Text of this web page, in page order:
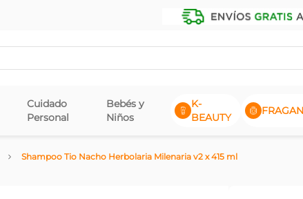
Cuidado
Personal
Bebés y
Niños
K-
BEAUTY
Shampoo Tio Nacho Herbolaria Milenaria v2 x 415 ml